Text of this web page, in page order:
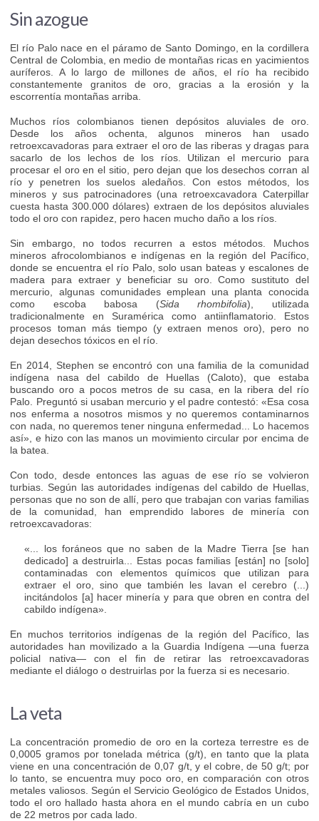
Sin azogue
El río Palo nace en el páramo de Santo Domingo, en la cordillera
Central de Colombia, en medio de montañas ricas en yacimientos
auríferos. A lo largo de millones de años, el río ha recibido
constantemente granitos de oro, gracias a la erosión y la
escorrentía montañas arriba.
Muchos ríos colombianos tienen depósitos aluviales de oro.
Desde los años ochenta, algunos mineros han usado
retroexcavadoras para extraer el oro de las riberas y dragas para
sacarlo de los lechos de los ríos. Utilizan el mercurio para
procesar el oro en el sitio, pero dejan que los desechos corran al
río y penetren los suelos aledaños. Con estos métodos, los
mineros y sus patrocinadores (una retroexcavadora Caterpillar
cuesta hasta 300.000 dólares) extraen de los depósitos aluviales
todo el oro con rapidez, pero hacen mucho daño a los ríos.
Sin embargo, no todos recurren a estos métodos. Muchos
mineros afrocolombianos e indígenas en la región del Pacífico,
donde se encuentra el río Palo, solo usan bateas y escalones de
madera para extraer y beneficiar su oro. Como sustituto del
mercurio, algunas comunidades emplean una planta conocida
como escoba babosa (Sida rhombifolia), utilizada
tradicionalmente en Suramérica como antiinflamatorio. Estos
procesos toman más tiempo (y extraen menos oro), pero no
dejan desechos tóxicos en el río.
En 2014, Stephen se encontró con una familia de la comunidad
indígena nasa del cabildo de Huellas (Caloto), que estaba
buscando oro a pocos metros de su casa, en la ribera del río
Palo. Preguntó si usaban mercurio y el padre contestó: «Esa cosa
nos enferma a nosotros mismos y no queremos contaminarnos
con nada, no queremos tener ninguna enfermedad... Lo hacemos
así», e hizo con las manos un movimiento circular por encima de
la batea.
Con todo, desde entonces las aguas de ese río se volvieron
turbias. Según las autoridades indígenas del cabildo de Huellas,
personas que no son de allí, pero que trabajan con varias familias
de la comunidad, han emprendido labores de minería con
retroexcavadoras:
«... los foráneos que no saben de la Madre Tierra [se han
dedicado] a destruirla... Estas pocas familias [están] no [solo]
contaminadas con elementos químicos que utilizan para
extraer el oro, sino que también les lavan el cerebro (...)
incitándolos [a] hacer minería y para que obren en contra del
cabildo indígena».
En muchos territorios indígenas de la región del Pacífico, las
autoridades han movilizado a la Guardia Indígena —una fuerza
policial nativa— con el fin de retirar las retroexcavadoras
mediante el diálogo o destruirlas por la fuerza si es necesario.
La veta
La concentración promedio de oro en la corteza terrestre es de
0,0005 gramos por tonelada métrica (g/t), en tanto que la plata
viene en una concentración de 0,07 g/t, y el cobre, de 50 g/t; por
lo tanto, se encuentra muy poco oro, en comparación con otros
metales valiosos. Según el Servicio Geológico de Estados Unidos,
todo el oro hallado hasta ahora en el mundo cabría en un cubo
de 22 metros por cada lado.